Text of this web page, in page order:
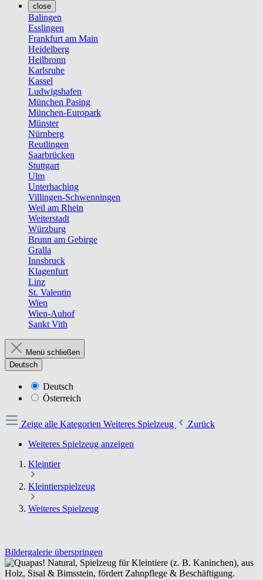
close
Balingen
Esslingen
Frankfurt am Main
Heidelberg
Heilbronn
Karlsruhe
Kassel
Ludwigshafen
München Pasing
München-Europark
Münster
Nürnberg
Reutlingen
Saarbrücken
Stuttgart
Ulm
Unterhaching
Villingen-Schwenningen
Weil am Rhein
Weiterstadt
Würzburg
Brunn am Gebirge
Gralla
Innsbruck
Klagenfurt
Linz
St. Valentin
Wien
Wien-Auhof
Sankt Vith
Menü schließen
Deutsch
Deutsch
Österreich
Zeige alle Kategorien Weiteres Spielzeug
Zurück
Weiteres Spielzeug anzeigen
Kleintier
Kleintierspielzeug
Weiteres Spielzeug
Bildergalerie überspringen